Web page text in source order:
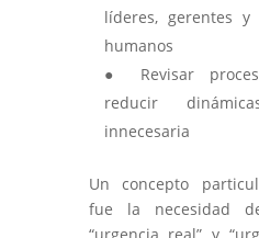
líderes, gerentes
humanos
● Revisar
reducir
innecesaria
Un concepto
fue la necesidad